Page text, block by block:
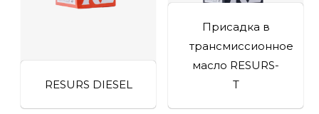
RESURS DIESEL
Присадка в
трансмиссионное
масло RESURS-
T